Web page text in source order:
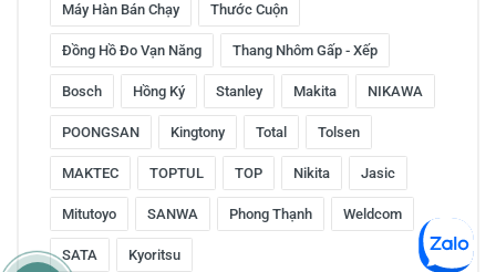
Máy Hàn Bán Chạy Thước Cuộn
Đồng Hồ Đo Vạn Năng Thang Nhôm Gấp - Xếp
Bosch Hồng Ký Stanley Makita NIKAWA
POONGSAN Kingtony Total Tolsen
MAKTEC TOPTUL TOP Nikita Jasic
Mitutoyo SANWA Phong Thạnh Weldcom
SATA Kyoritsu